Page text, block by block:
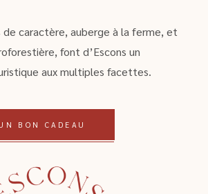
de caractère, auberge à la ferme, et
font d’Escons un
aux multiples facettes.
BON CADEAU